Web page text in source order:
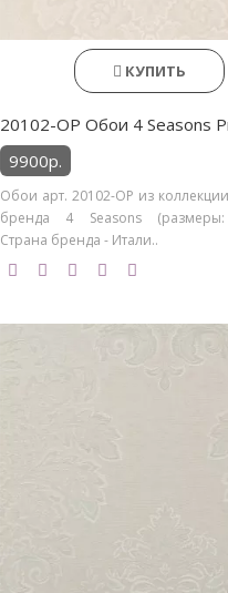
КУПИТЬ
20102-OP Обои 4 Seasons
9900р.
Обои арт. 20102-OP из
бренда 4 Seasons (размеры:
Страна бренда - Итали..